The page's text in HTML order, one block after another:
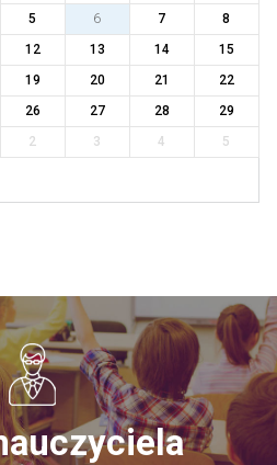
5 6 7
8
12 13 14
15
19 20 21
22
26 27 28
29
2 3 4 5